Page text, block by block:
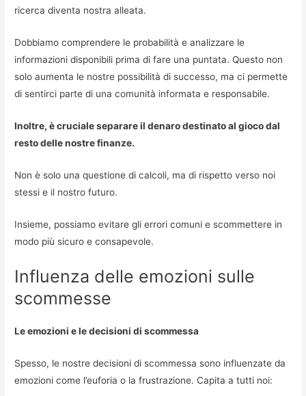
ricerca diventa nostra alleata.
Dobbiamo comprendere le probabilità e analizzare le
informazioni disponibili prima di fare una puntata. Questo non
solo aumenta le nostre possibilità di successo, ma ci permette
di sentirci parte di una comunità informata e responsabile.
Inoltre, è cruciale separare il denaro destinato al gioco dal
resto delle nostre finanze.
Non è solo una questione di calcoli, ma di rispetto verso noi
stessi e il nostro futuro.
Insieme, possiamo evitare gli errori comuni e scommettere in
modo più sicuro e consapevole.
Influenza delle emozioni sulle
scommesse
Le emozioni e le decisioni di scommessa
Spesso, le nostre decisioni di scommessa sono influenzate da
emozioni come l’euforia o la frustrazione. Capita a tutti noi: